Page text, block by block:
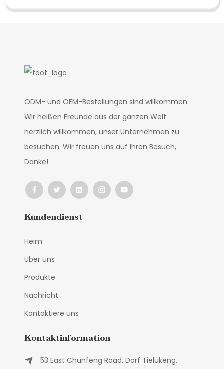
ODM- und OEM-Bestellungen sind willkommen.
Wir heißen Freunde aus der ganzen Welt
herzlich willkommen, unser Unternehmen zu
besuchen. Wir freuen uns auf Ihren Besuch,
Danke!
Kundendienst
Heim
Über uns
Produkte
Nachricht
Kontaktiere uns
Kontaktinformation
53 East Chunfeng Road, Dorf Tielukeng,